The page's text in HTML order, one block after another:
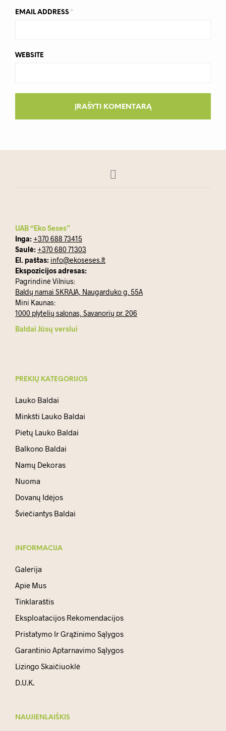
EMAIL ADDRESS *
WEBSITE
UAB “Eko Seses”
Inga: +370 688 73415
Saulė: +370 680 71303
El. paštas: info@ekoseses.lt
Ekspozicijos adresas:
Pagrindinė Vilnius:
Baldų namai SKRAJA, Naugarduko g. 55A
Mini Kaunas:
1000 plytelių salonas, Savanorių pr. 206
Baldai Jūsų verslui
PREKIŲ KATEGORIJOS
Lauko Baldai
Minkšti Lauko Baldai
Pietų Lauko Baldai
Balkono Baldai
Namų Dekoras
Nuoma
Dovanų Idėjos
Šviečiantys Baldai
INFORMACIJA
Galerija
Apie Mus
Tinklaraštis
Eksploatacijos Rekomendacijos
Pristatymo Ir Grąžinimo Sąlygos
Garantinio Aptarnavimo Sąlygos
Lizingo Skaičiuoklė
D.U.K.
NAUJIENLAIŠKIS